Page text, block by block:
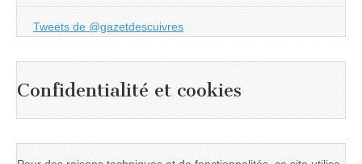
Tweets de @gazetdescuivres
Confidentialité et cookies